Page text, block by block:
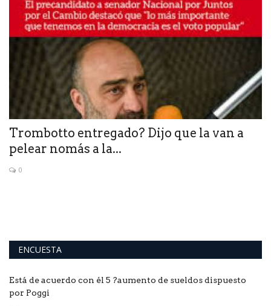
Trombotto entregado? Dijo que la van a
pelear nomás a la...
0
ENCUESTA
Está de acuerdo con él 5 ?aumento de sueldos dispuesto
por Poggi